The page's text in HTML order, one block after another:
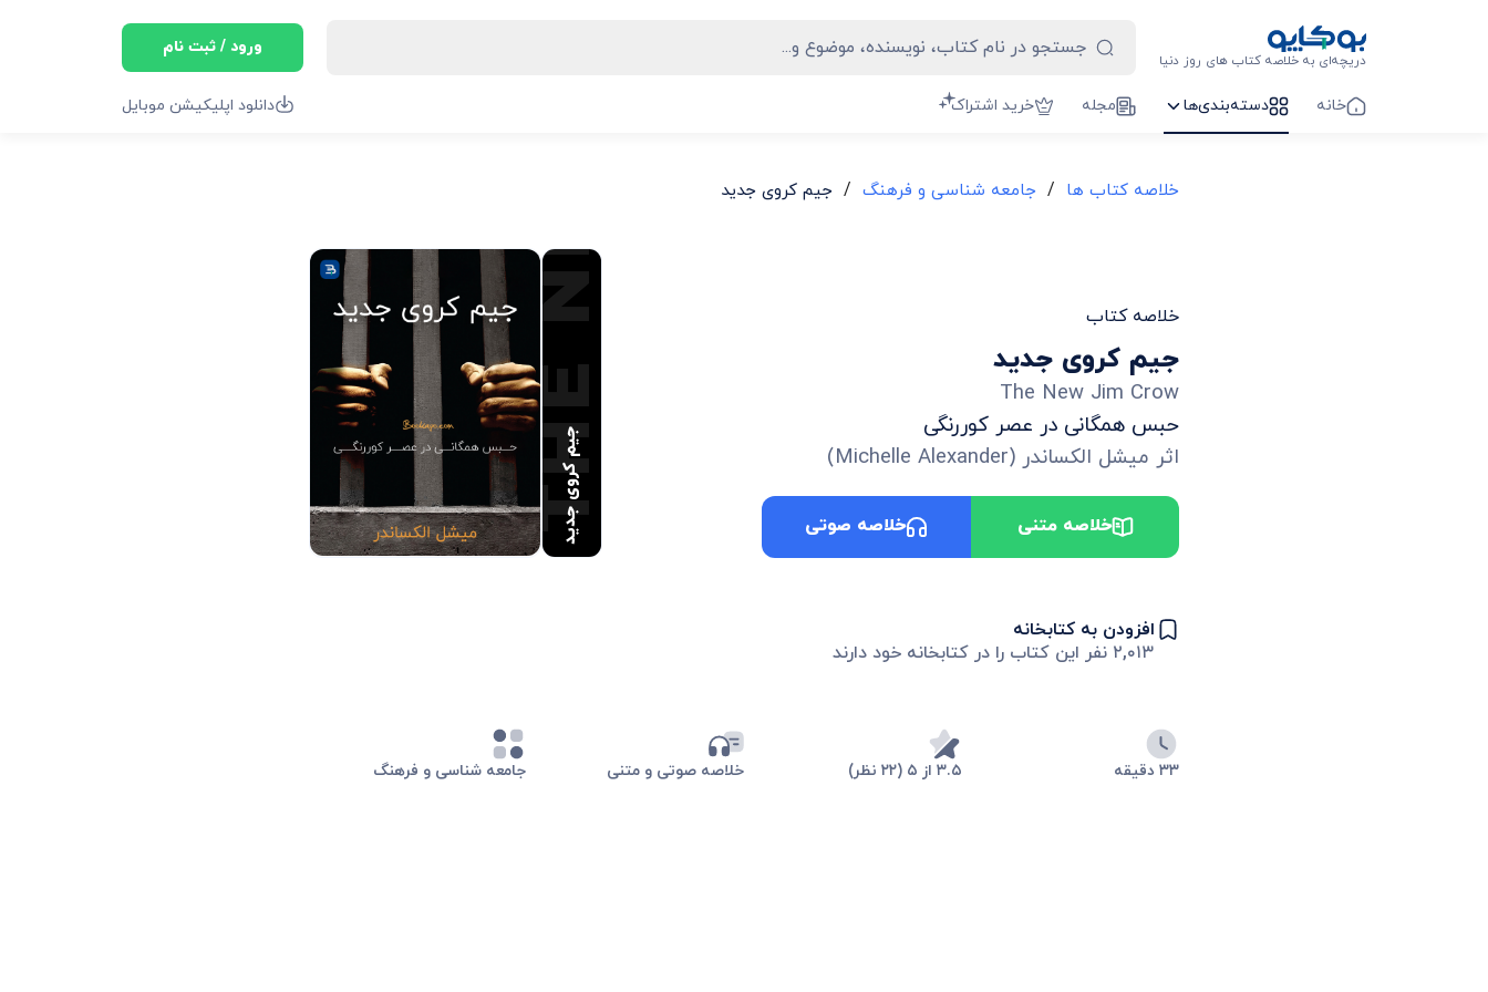
دریچه‌ای به خلاصه کتاب های روز دنیا
ورود / ثبت نام
خانه دسته‌بندی‌ها مجله خرید اشتراک دانلود اپلیکیشن موبایل
خلاصه کتاب ها / جامعه شناسی و فرهنگ / جیم کروی جدید
جیم کروی جدید
خلاصه کتاب
جیم کروی جدید
The New Jim Crow
حبس همگانی در عصر کوررنگی
اثر میشل الکساندر (
Michelle Alexander
)
خلاصه متنی خلاصه صوتی
افزودن به کتابخانه
۲,۰۱۳ نفر این کتاب را در کتابخانه خود دارند
۳۳ دقیقه ۳.۵ از ۵ (۲۲ نظر) خلاصه صوتی و متنی جامعه شناسی و فرهنگ